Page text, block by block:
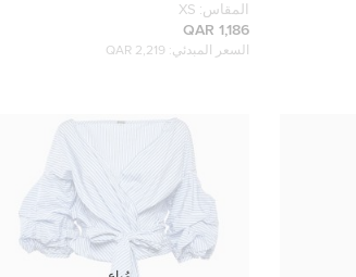
زهور زرقاء وتفاصيل فيونكة مقاس صغير -
إكس صغير
المقاس: XS
1,186 QAR
السعر المبدئي: 2,219 QAR